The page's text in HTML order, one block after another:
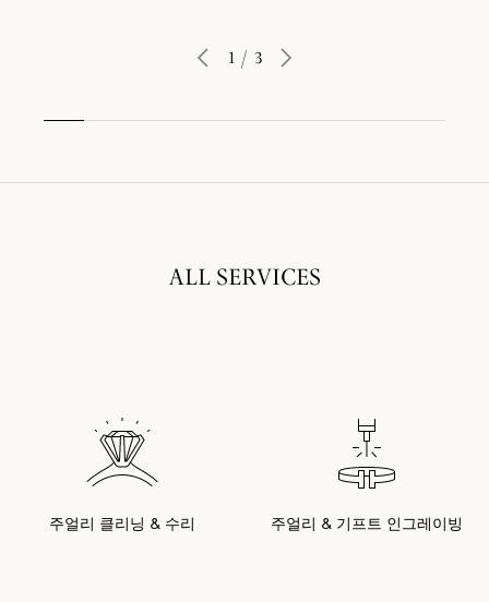
1 / 3
ALL SERVICES
주얼리 클리닝 & 수리 주얼리 & 기프트 인그레이빙